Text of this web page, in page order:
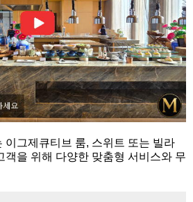
이그제큐티브 룸, 스위트 또는 빌라
객을 위해 다양한 맞춤형 서비스와 무